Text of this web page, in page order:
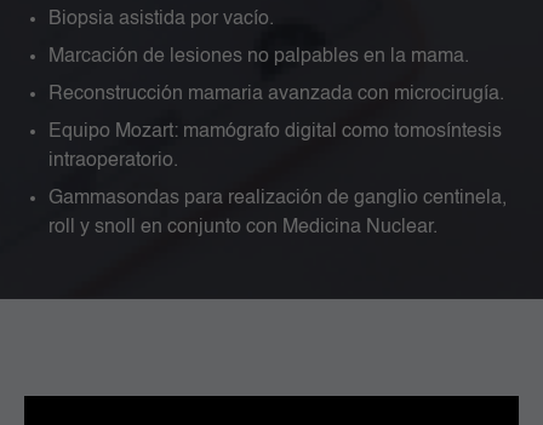
Biopsia asistida por vacío.
Marcación de lesiones no palpables en la mama.
Reconstrucción mamaria avanzada con microcirugía.
Equipo Mozart: mamógrafo digital como tomosíntesis
intraoperatorio.
Gammasondas para realización de ganglio centinela,
roll y snoll en conjunto con Medicina Nuclear.